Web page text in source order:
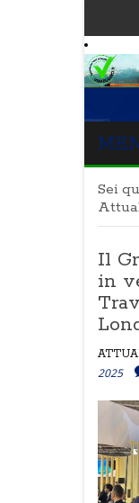
Sei
Il
in
2025